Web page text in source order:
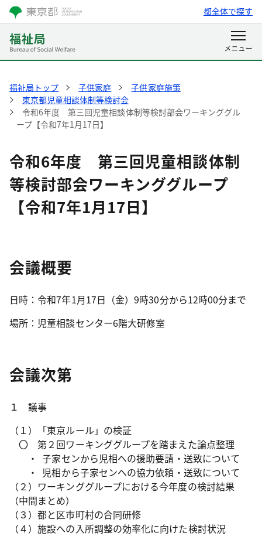
都全体で探す
福祉局トップ 子供家庭
子供家庭施策
東京都児童相談体制等検討会
令和6年度 第三回児童相談体制等検討部会ワーキンググル
ープ【令和7年1月17日】
令和6年度 第三回児童相談体制
等検討部会ワーキンググループ
【令和7年1月17日】
会議概要
日時：令和7年1月17日（金）9時30分から12時00分まで
場所：児童相談センター6階大研修室
会議次第
１ 議事
（１）「東京ルール」の検証
〇 第２回ワーキンググループを踏まえた論点整理
・ 子家センから児相への援助要請・送致について
・ 児相から子家センへの協力依頼・送致について
（２）ワーキンググループにおける今年度の検討結果
（中間まとめ）
（３）都と区市町村の合同研修
（４）施設への入所調整の効率化に向けた検討状況